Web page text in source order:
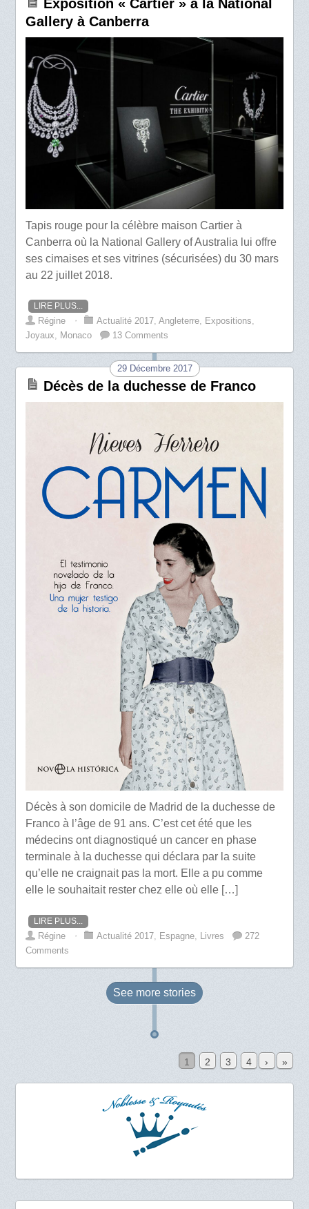
Exposition « Cartier » à la National
Gallery à Canberra
Tapis rouge pour la célèbre maison Cartier à
Canberra où la National Gallery of Australia lui offre
ses cimaises et ses vitrines (sécurisées) du 30 mars
au 22 juillet 2018.
LIRE PLUS...
Régine ⋅ Actualité 2017 ,Angleterre Expositions
Joyaux
Monaco 13 Comments
29 Décembre 2017
Décès de la duchesse de Franco
Décès à son domicile de Madrid de la duchesse de
Franco à l’âge de 91 ans. C’est cet été que les
médecins ont diagnostiqué un cancer en phase
terminale à la duchesse qui déclara par la suite
qu’elle ne craignait pas la mort. Elle a pu comme
elle le souhaitait rester chez elle où elle […]
LIRE PLUS...
Régine ⋅ Actualité 2017 Espagne Livres
272
Comments
See more stories
1 2 3 4 › »